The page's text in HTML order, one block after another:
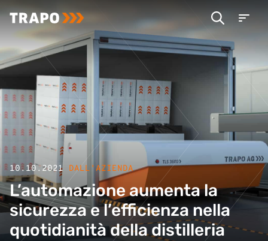
10.10.2021 DALL'AZIENDA
L’automazione aumenta la
sicurezza e l’efficienza nella
quotidianità della distilleria